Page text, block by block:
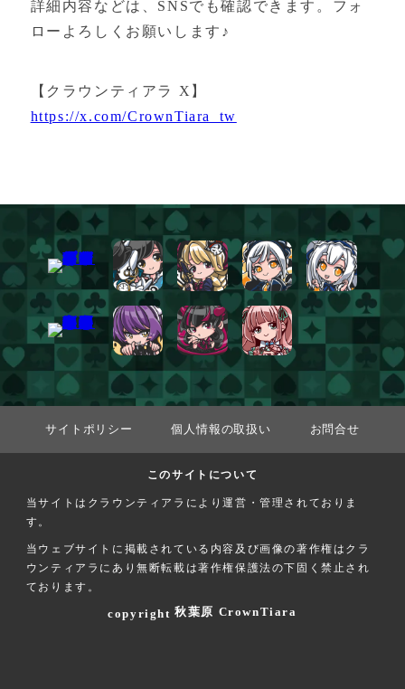
詳細内容などは、SNSでも確認できます。フォ
ローよろしくお願いします♪
【クラウンティアラ X】
https://x.com/CrownTiara_tw
サイトポリシー 個人情報の取扱い お問合せ
このサイトについて
当サイトはクラウンティアラにより運営・管理されておりま
す。
当ウェブサイトに掲載されている内容及び画像の著作権はクラ
ウンティアラにあり無断転載は著作権保護法の下固く禁止され
ております。
copyright 秋葉原 CrownTiara